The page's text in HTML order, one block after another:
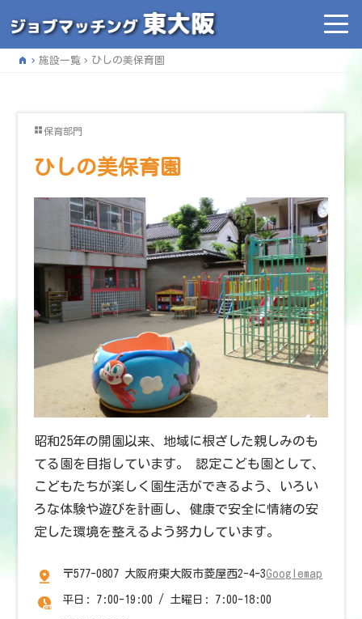
home 施設一覧 ひしの美保育園
保育部門
ひしの美保育園
昭和25年の開園以来、地域に根ざした親しみのも
てる園を目指しています。 認定こども園として、
こどもたちが楽しく園生活ができるよう、いろい
ろな体験や遊びを計画し、健康で安全に情緒の安
定した環境を整えるよう努力しています。
〒577-0807 大阪府東大阪市菱屋西2-4-3Googlemap
平日: 7:00-19:00 / 土曜日: 7:00-18:00